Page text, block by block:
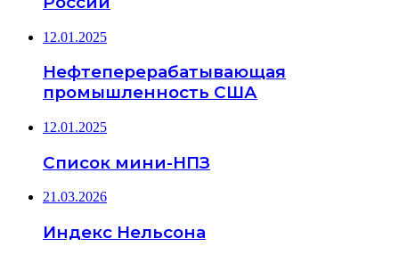
12.01.2025
Нефтеперерабатывающая
промышленность США
12.01.2025
Список мини-НПЗ
21.03.2026
Индекс Нельсона